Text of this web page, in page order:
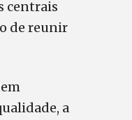
centrais
de reunir
a